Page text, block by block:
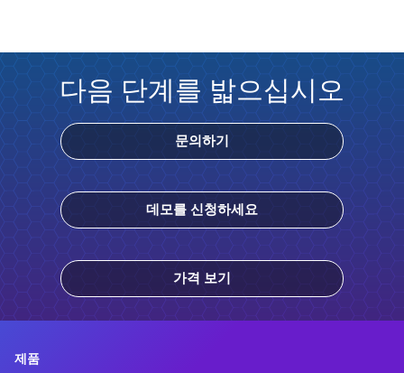
다음 단계를 밟으십시오
문의하기
데모를 신청하세요
가격 보기
제품